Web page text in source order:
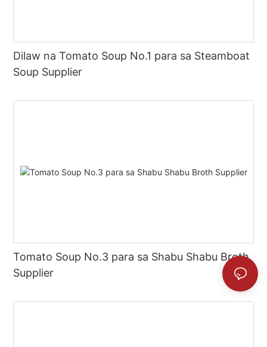
Dilaw na Tomato Soup No.1 para sa Steamboat
Soup Supplier
Tomato Soup No.3 para sa Shabu Shabu Broth
Supplier